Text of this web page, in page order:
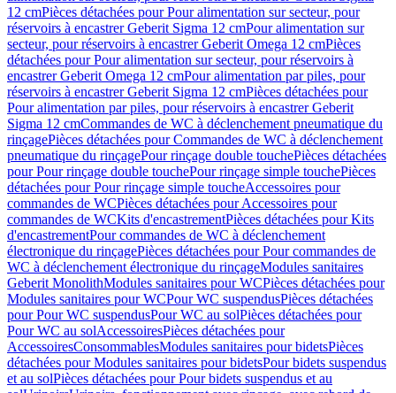
12 cmPièces détachées pour Pour alimentation sur secteur, pour
réservoirs à encastrer Geberit Sigma 12 cmPour alimentation sur
secteur, pour réservoirs à encastrer Geberit Omega 12 cmPièces
détachées pour Pour alimentation sur secteur, pour réservoirs à
encastrer Geberit Omega 12 cmPour alimentation par piles, pour
réservoirs à encastrer Geberit Sigma 12 cmPièces détachées pour
Pour alimentation par piles, pour réservoirs à encastrer Geberit
Sigma 12 cmCommandes de WC à déclenchement pneumatique du
rinçagePièces détachées pour Commandes de WC à déclenchement
pneumatique du rinçagePour rinçage double touchePièces détachées
pour Pour rinçage double touchePour rinçage simple touchePièces
détachées pour Pour rinçage simple toucheAccessoires pour
commandes de WCPièces détachées pour Accessoires pour
commandes de WCKits d'encastrementPièces détachées pour Kits
d'encastrementPour commandes de WC à déclenchement
électronique du rinçagePièces détachées pour Pour commandes de
WC à déclenchement électronique du rinçageModules sanitaires
Geberit MonolithModules sanitaires pour WCPièces détachées pour
Modules sanitaires pour WCPour WC suspendusPièces détachées
pour Pour WC suspendusPour WC au solPièces détachées pour
Pour WC au solAccessoiresPièces détachées pour
AccessoiresConsommablesModules sanitaires pour bidetsPièces
détachées pour Modules sanitaires pour bidetsPour bidets suspendus
et au solPièces détachées pour Pour bidets suspendus et au